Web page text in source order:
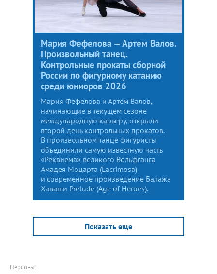
Мария Фефелова — Артем Валов.
Произвольный танец.
Контрольные прокаты сборной
России по фигурному катанию
среди юниоров 2026
Мария Фефелова и Артем Валов,
начинающие в текущем сезоне
международную карьеру, открыли
второй день контрольных прокатов.
В произвольном танце фигуристы
объединили самую известную часть
«Реквиема» великого Вольфганга
Амадея Моцарта (Lacrimosa)
и современное произведение Балажа
Хаваши Prelude (Age of Heroes).
Показать еще
Персоны: